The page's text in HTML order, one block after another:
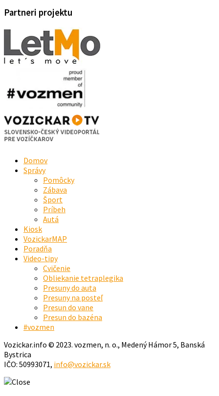
Partneri projektu
Domov
Správy
Pomôcky
Zábava
Šport
Príbeh
Autá
Kiosk
VozickarMAP
Poradňa
Video-tipy
Cvičenie
Obliekanie tetraplegika
Presuny do auta
Presuny na posteľ
Presun do vane
Presun do bazéna
#vozmen
Vozickar.info © 2023. vozmen, n. o., Medený Hámor 5, Banská
Bystrica
IČO: 50993071, info@vozickar.sk